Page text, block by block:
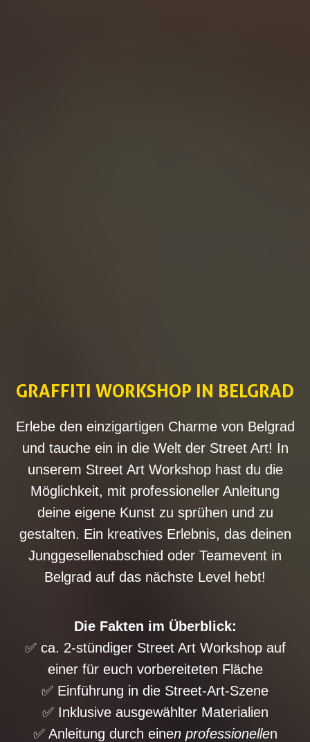
GRAFFITI WORKSHOP IN BELGRAD
Erlebe den einzigartigen Charme von Belgrad
und tauche ein in die Welt der Street Art! In
unserem Street Art Workshop hast du die
Möglichkeit, mit professioneller Anleitung
deine eigene Kunst zu sprühen und zu
gestalten. Ein kreatives Erlebnis, das deinen
Junggesellenabschied oder Teamevent in
Belgrad auf das nächste Level hebt!
Die Fakten im Überblick:
✅ ca. 2-stündiger Street Art Workshop auf
einer für euch vorbereiteten Fläche
✅ Einführung in die Street-Art-Szene
✅ Inklusive ausgewählter Materialien
✅ Anleitung durch einen professionellen